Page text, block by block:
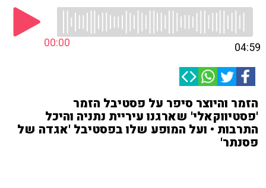
00:00 04:59
הזמר והיוצר סיפר על פסטיבל הזמר
'פסטיווקאלי' שארגנו עיריית נתניה והיכל
התרבות • ועל המופע שלו בפסטיבל 'אגדה של
פסנתר'